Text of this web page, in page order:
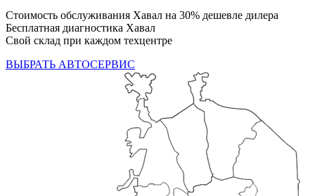
Стоимость обслуживания Хавал на 30% дешевле дилера
Бесплатная диагностика Хавал
Свой склад при каждом техцентре
ВЫБРАТЬ АВТОСЕРВИС